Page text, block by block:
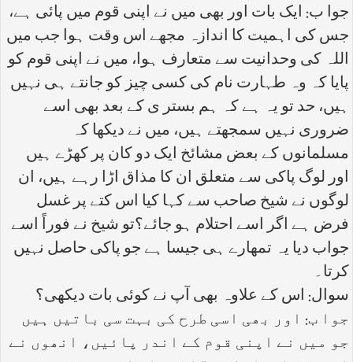
جوا ب: ایک بات اور بھی میں نے اپنی قوم میں پائی ہے،
جس کی اہمیت کا اندازہ مجھے اس وقت ہوا جب میں
اللہ کی وحدانیت سے متعارف ہوا، میں نے اپنی قوم کو
پایا کہ وہ طہارت نام کی کسی چیز کو جانتے ہی نہیں
ہیں، حد تو یہ ہے کہ ہم بستر ی کے بعد بھی اسے
ضروری نہیں سمجھتے ہیں، میں نے دیکھا کہ
مسلمانوں کے بعض مشائخ ایک دو کان پر کھڑے ہیں
اور لوگ پاکی سے متعلق ان کا مذاق اڑا رہے ہیں، ان
لوگوں نے شیخ صاحب سے کہا کیا اس کتے پر غسل
فرض ہے اگر اسے احتلام ہو جائے؟تو شیخ نے فوراً اسے
جواب دیا یہ تمھارے ہی جیسا ہے جو پاکی حاصل نہیں
کرتا۔
سوال: اس کے علاوہ بھی آپ نے کوئی بات دیکھی؟
جوا ب: اور بھی اسی طرح کی بہت سی باتیں ہیں
جو میں نے اپنی قوم کے اندر پائیں، انھوں نے